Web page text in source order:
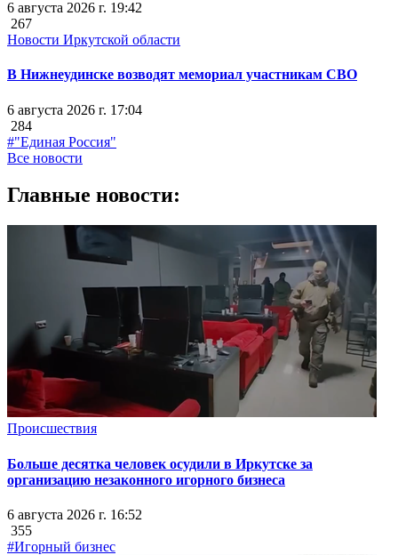
6 августа 2026 г. 19:42
267
Новости Иркутской области
В Нижнеудинске возводят мемориал участникам СВО
6 августа 2026 г. 17:04
284
#"Единая Россия"
Все новости
Главные новости:
Происшествия
Больше десятка человек осудили в Иркутске за
организацию незаконного игорного бизнеса
6 августа 2026 г. 16:52
355
#Игорный бизнес